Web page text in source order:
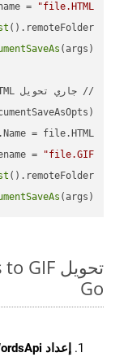
=
"file.HTML"
=
"file.GIF"
(args)
Go
إعداد WordsApi وCellsApi